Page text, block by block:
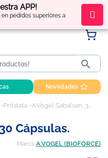
APP!
en pedidos superiores a
por tus compras

Novedades
Próstata A.Vogel Sabalsan, 30 Cápsulas.
Cápsulas.
Marca A.VOGEL (BIOFORCE)